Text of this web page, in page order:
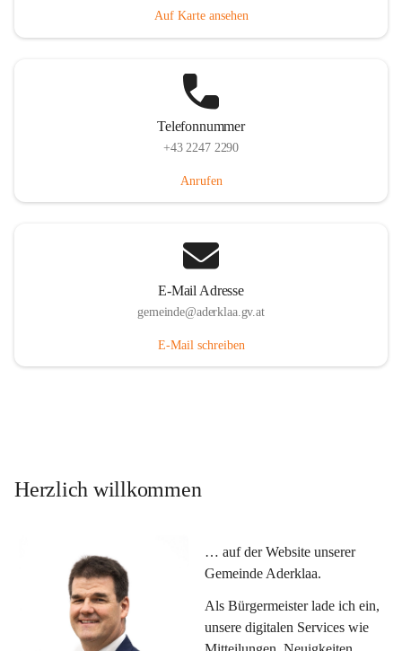
Auf Karte ansehen
Telefonnummer
+43 2247 2290
Anrufen
E-Mail Adresse
gemeinde@aderklaa.gv.at
E-Mail schreiben
Herzlich willkommen
… auf der Website unserer
Gemeinde Aderklaa.
Als Bürgermeister lade ich ein,
unsere digitalen Services wie